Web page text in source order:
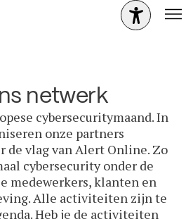
netwerk
cybersecuritymaand. In
onze partners
vlag van Alert Online. Zo
cybersecurity onder de
medewerkers, klanten en
Alle activiteiten zijn te
Heb je de activiteiten